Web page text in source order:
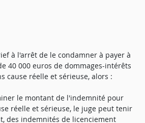
à l'arrêt de le condamner à payer à
40 000 euros de dommages-intérêts
cause réelle et sérieuse, alors :
le montant de l'indemnité pour
réelle et sérieuse, le juge peut tenir
des indemnités de licenciement